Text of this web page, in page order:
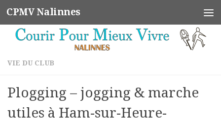
Skip to content
CPMV Nalinnes
VIE DU CLUB
Plogging – jogging & marche
utiles à Ham-sur-Heure-